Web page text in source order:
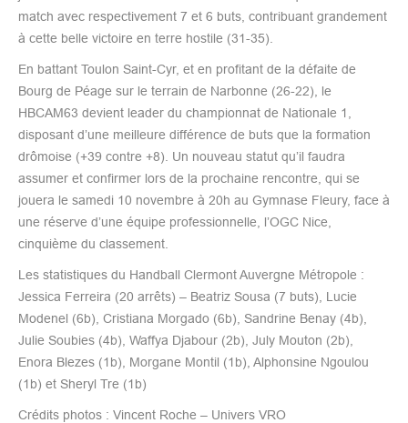
match avec respectivement 7 et 6 buts, contribuant grandement
à cette belle victoire en terre hostile (31-35).
En battant Toulon Saint-Cyr, et en profitant de la défaite de
Bourg de Péage sur le terrain de Narbonne (26-22), le
HBCAM63 devient leader du championnat de Nationale 1,
disposant d’une meilleure différence de buts que la formation
drômoise (+39 contre +8). Un nouveau statut qu’il faudra
assumer et confirmer lors de la prochaine rencontre, qui se
jouera le samedi 10 novembre à 20h au Gymnase Fleury, face à
une réserve d’une équipe professionnelle, l’OGC Nice,
cinquième du classement.
Les statistiques du Handball Clermont Auvergne Métropole :
Jessica Ferreira (20 arrêts) – Beatriz Sousa (7 buts), Lucie
Modenel (6b), Cristiana Morgado (6b), Sandrine Benay (4b),
Julie Soubies (4b), Waffya Djabour (2b), July Mouton (2b),
Enora Blezes (1b), Morgane Montil (1b), Alphonsine Ngoulou
(1b) et Sheryl Tre (1b)
Crédits photos : Vincent Roche – Univers VRO